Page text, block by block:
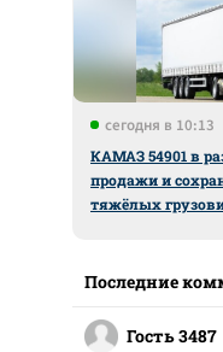
сегодня в 10:13
КАМАЗ 54901 в
продажи и
тяжёлых
Последние
Гость 3487